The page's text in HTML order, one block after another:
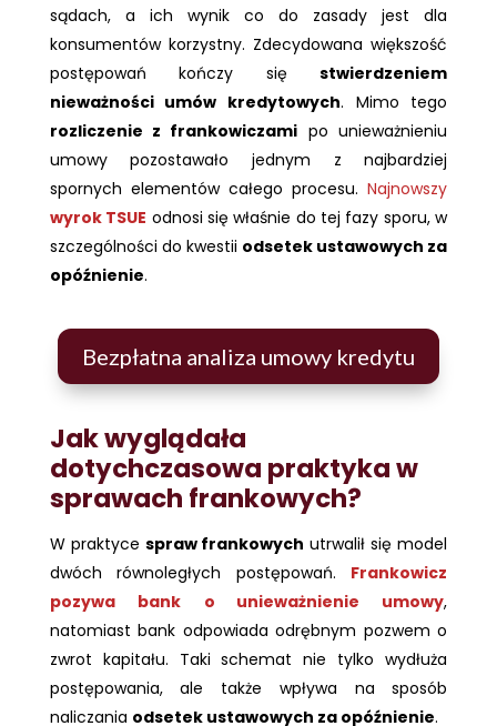
sądach, a ich wynik co do zasady jest dla
konsumentów korzystny. Zdecydowana większość
postępowań kończy sięstwierdzeniem
nieważności umów kredytowych. Mimo tego
rozliczenie z frankowiczami po unieważnieniu
umowy pozostawało jednym z najbardziej
spornych elementów całego procesu.Najnowszy
wyrok TSUE odnosi się właśnie do tej fazy sporu, w
szczególności do kwestii odsetek ustawowych za
opóźnienie.
Bezpłatna analiza umowy kredytu
Jak wyglądała
dotychczasowa praktyka w
sprawach frankowych?
W praktyce spraw frankowych utrwalił się model
dwóch równoległych postępowań. Frankowicz
pozywa bank
o unieważnienie umowy,
natomiast bank odpowiada odrębnym pozwem o
zwrot kapitału. Taki schemat nie tylko wydłuża
postępowania, ale także wpływa na sposób
naliczania odsetek ustawowych za opóźnienie.